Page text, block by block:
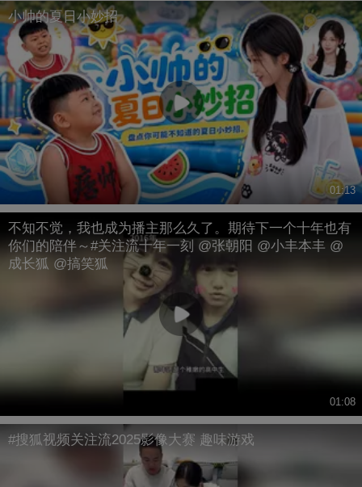
小帅的夏日小妙招
01:13
不知不觉，我也成为播主那么久了。期待下一个十年也有
你们的陪伴～#关注流十年一刻 @张朝阳 @小丰本丰 @
成长狐 @搞笑狐
01:08
#搜狐视频关注流2025影像大赛 趣味游戏